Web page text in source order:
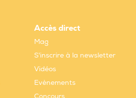
Accès direct
Mag
S'inscrire à la newsletter
Vidéos
Evènements
Concours